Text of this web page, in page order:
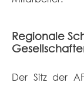
Regionale
Der Sitz der